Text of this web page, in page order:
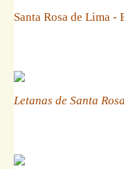
Santa Rosa de Lima
Letanas de Santa